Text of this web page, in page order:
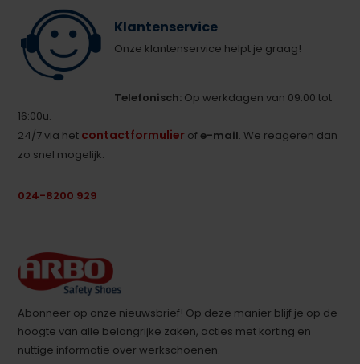
Klantenservice
Onze klantenservice helpt je graag!
Telefonisch: Op werkdagen van 09:00 tot
16:00u.
24/7 via het contactformulier ofe-mail. We reageren dan
zo snel mogelijk.
024-8200 929
Abonneer op onze nieuwsbrief! Op deze manier blijf je op de
hoogte van alle belangrijke zaken, acties met korting en
nuttige informatie over werkschoenen.